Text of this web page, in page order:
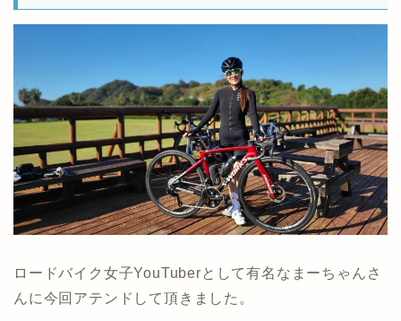
ロードバイク女子YouTuberとして有名なまーちゃんさ
んに今回アテンドして頂きました。